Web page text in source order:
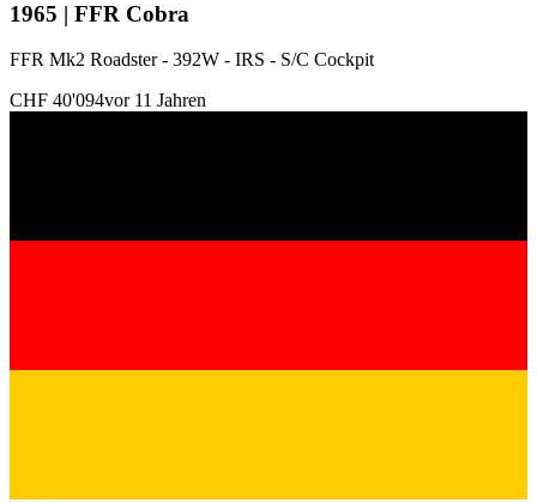
1965 | FFR Cobra
FFR Mk2 Roadster - 392W - IRS - S/C Cockpit
CHF 40'094vor 11 Jahren